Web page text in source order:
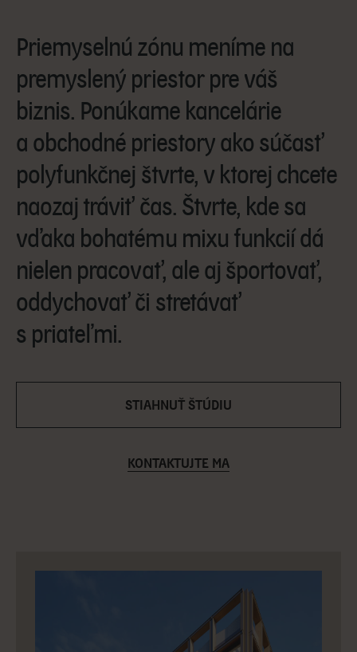
Objavte Palma
Uptown Offices
Priemyselnú zónu meníme na
premyslený priestor pre váš
biznis. Ponúkame kancelárie
a obchodné priestory ako súčasť
polyfunkčnej štvrte, v ktorej chcete
naozaj tráviť čas. Štvrte, kde sa
vďaka bohatému mixu funkcií dá
nielen pracovať, ale aj športovať,
oddychovať či stretávať
s priateľmi.
STIAHNUŤ ŠTÚDIU
KONTAKTUJTE MA